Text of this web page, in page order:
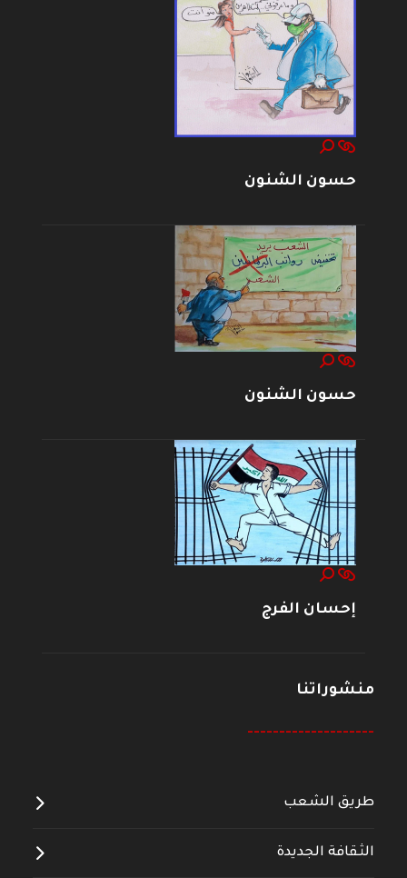
حسون الشنون
حسون الشنون
إحسان الفرج
منشوراتنا
--------------------
طريق الشعب
الثقافة الجديدة